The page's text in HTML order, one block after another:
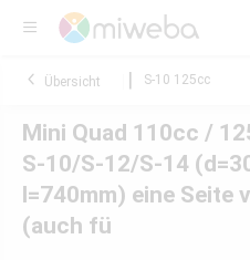
Übersicht S-10 125cc
Mini Quad 110cc /
S-10/S-12/S-14
l=740mm) eine Seite
(auch fü